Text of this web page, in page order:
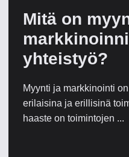
Mitä on
yhteistyö?
Myynti ja markkinointi
erilaisina ja erillisinä
haaste on toimintojen ...